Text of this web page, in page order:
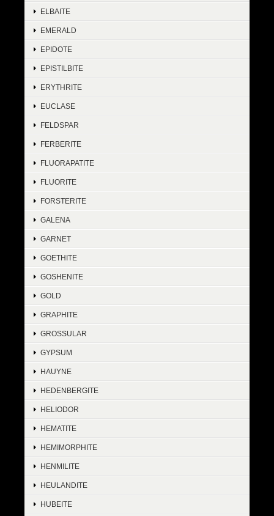
ELBAITE
EMERALD
EPIDOTE
EPISTILBITE
ERYTHRITE
EUCLASE
FELDSPAR
FERBERITE
FLUORAPATITE
FLUORITE
FORSTERITE
GALENA
GARNET
GOETHITE
GOSHENITE
GOLD
GRAPHITE
GROSSULAR
GYPSUM
HAUYNE
HEDENBERGITE
HELIODOR
HEMATITE
HEMIMORPHITE
HENMILITE
HEULANDITE
HUBEITE